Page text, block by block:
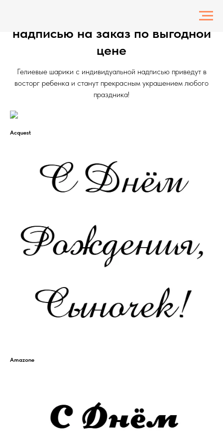
Воздушные гелиевые шарики с
надписью на заказ по выгодной
цене
Гелиевые шарики с индивидуальной надписью приведут в
восторг ребенка и станут прекрасным украшением любого
праздника!
Acquest
Amazone